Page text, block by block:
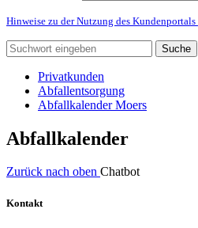
Hinweise zu der Nutzung des
Suche
Privatkunden
Abfallentsorgung
Abfallkalender Moers
Abfallkalender
Zurück nach oben Chatbot
Kontakt